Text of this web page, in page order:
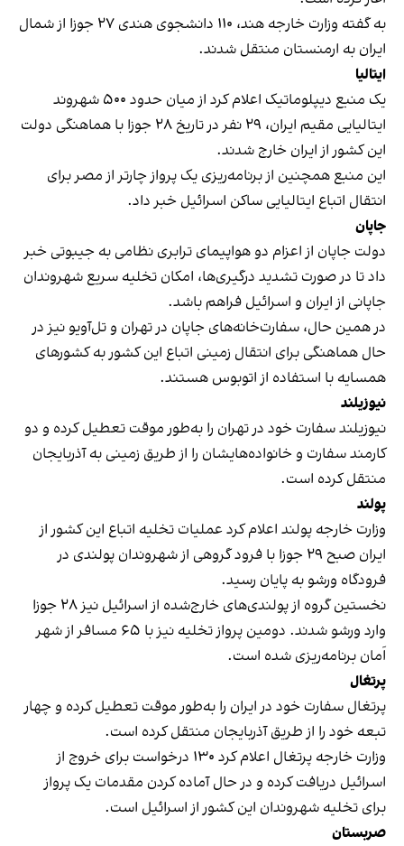
به گفته وزارت خارجه هند، ۱۱۰ دانشجوی هندی ۲۷ جوزا از شمال
ایران به ارمنستان منتقل شدند.
ایتالیا
یک منبع دیپلوماتیک اعلام کرد از میان حدود ۵۰۰ شهروند
ایتالیایی مقیم ایران، ۲۹ نفر در تاریخ ۲۸ جوزا با هماهنگی دولت
این کشور از ایران خارج شدند.
این منبع همچنین از برنامه‌ریزی یک پرواز چارتر از مصر برای
انتقال اتباع ایتالیایی ساکن اسرائیل خبر داد.
جاپان
دولت جاپان از اعزام دو هواپیمای ترابری نظامی به جیبوتی خبر
داد تا در صورت تشدید درگیری‌ها، امکان تخلیه سریع شهروندان
جاپانی از ایران و اسرائیل فراهم باشد.
در همین حال، سفارت‌خانه‌های جاپان در تهران و تل‌آویو نیز در
حال هماهنگی برای انتقال زمینی اتباع این کشور به کشورهای
همسایه با استفاده از اتوبوس هستند.
نیوزیلند
نیوزیلند سفارت خود در تهران را به‌طور موقت تعطیل کرده و دو
کارمند سفارت و خانواده‌هایشان را از طریق زمینی به آذربایجان
منتقل کرده است.
پولند
وزارت خارجه پولند اعلام کرد عملیات تخلیه اتباع این کشور از
ایران صبح ۲۹ جوزا با فرود گروهی از شهروندان پولندی در
فرودگاه ورشو به پایان رسید.
نخستین گروه از پولندی‌های خارج‌شده از اسرائیل نیز ۲۸ جوزا
وارد ورشو شدند. دومین پرواز تخلیه نیز با ۶۵ مسافر از شهر
اَمان برنامه‌ریزی شده است.
پرتغال
پرتغال سفارت خود در ایران را به‌طور موقت تعطیل کرده و چهار
تبعه خود را از طریق آذربایجان منتقل کرده است.
وزارت خارجه پرتغال اعلام کرد ۱۳۰ درخواست برای خروج از
اسرائیل دریافت کرده و در حال آماده کردن مقدمات یک پرواز
برای تخلیه شهروندان این کشور از اسرائیل است.
صربستان